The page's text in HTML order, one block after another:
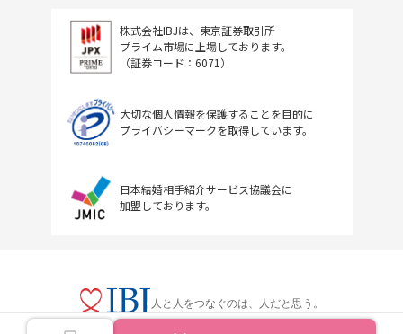
株式会社IBJは、東京証券取引所
プライム市場に上場しております。
（証券コード：6071）
大切な個人情報を保護することを目的に
プライバシーマークを取得しています。
日本結婚相手紹介サービス協議会に
加盟しております。
人と人をつなぐのは、人だと思う。